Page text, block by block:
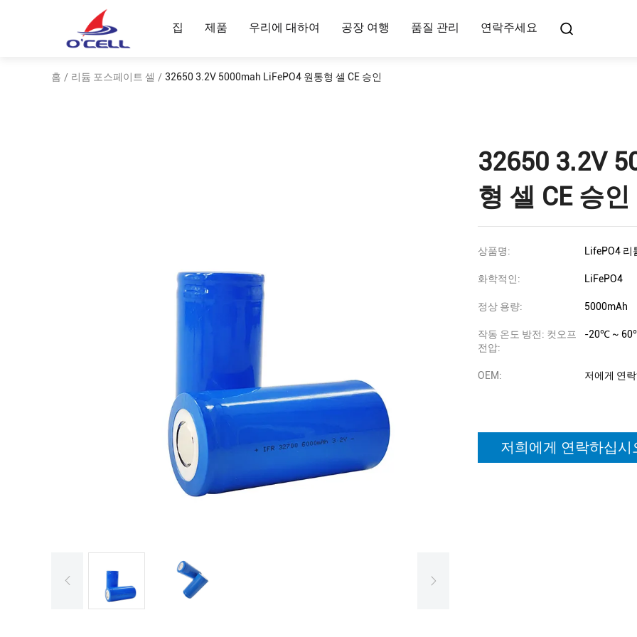
집 제품 우리에 대하여 공장 여행 품질 관리 연락주세요
홈 / 리듐 포스페이트 셀 / 32650 3.2V 5000mah LiFePO4 원통형 셀 CE 승인
32650 3.2V
형 셀 CE 승인
상품명: LifePO4 리
화학적인: LiFePO4
정상 용량: 5000mAh
작동 온도 방전: 컷오프
전압:
-20℃ ~
OEM: 저에게 연
저희에게 연락하십시